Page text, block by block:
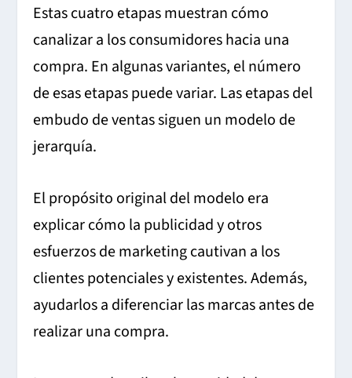
Estas cuatro etapas muestran cómo
canalizar a los consumidores hacia una
compra. En algunas variantes, el número
de esas etapas puede variar. Las etapas del
embudo de ventas siguen un modelo de
jerarquía.
El propósito original del modelo era
explicar cómo la publicidad y otros
esfuerzos de marketing cautivan a los
clientes potenciales y existentes. Además,
ayudarlos a diferenciar las marcas antes de
realizar una compra.